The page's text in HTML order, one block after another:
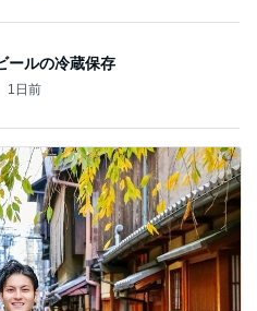
ールの冷蔵保存
1日前